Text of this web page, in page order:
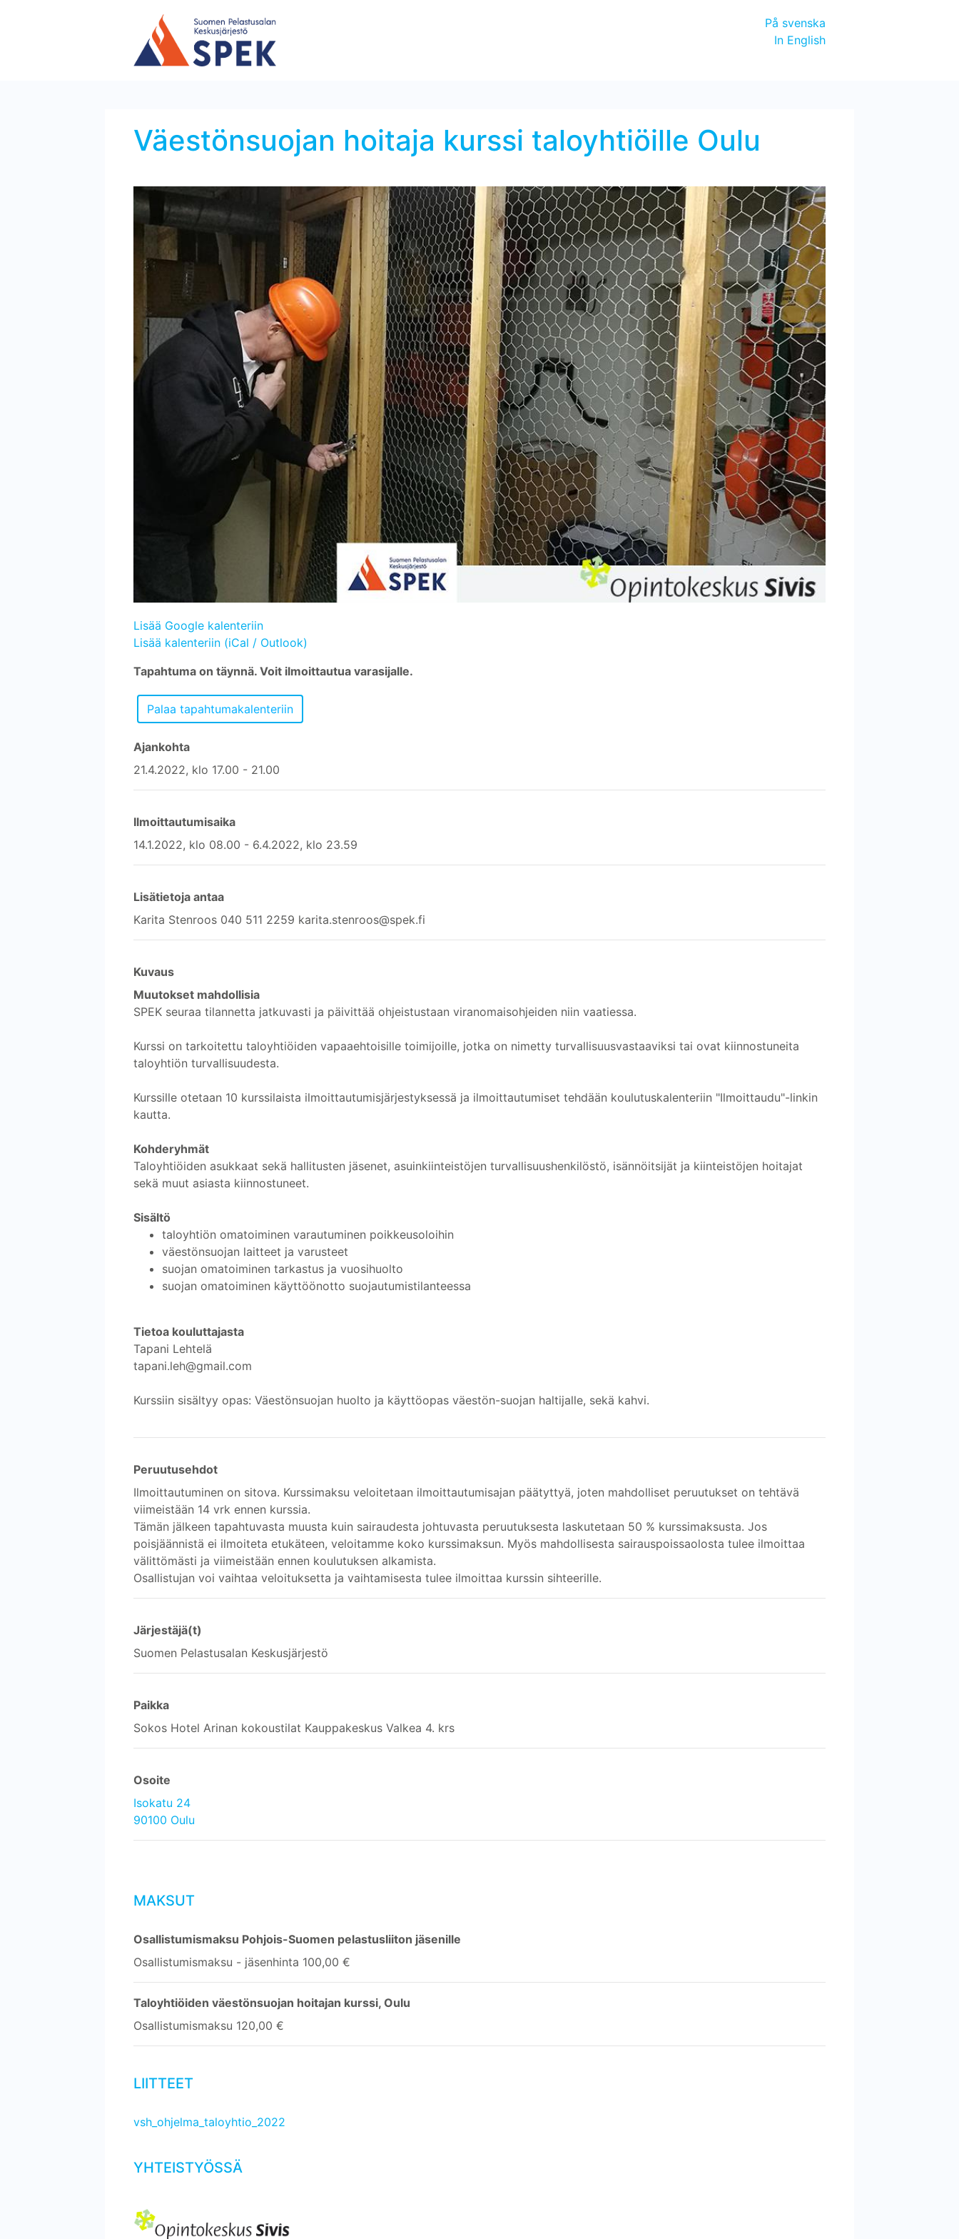
På svenska
In English
Väestönsuojan hoitaja kurssi taloyhtiöille Oulu
Lisää Google kalenteriin
Lisää kalenteriin (iCal / Outlook)
Tapahtuma on täynnä. Voit ilmoittautua varasijalle.
Ajankohta
21.4.2022, klo 17.00 - 21.00
Ilmoittautumisaika
14.1.2022, klo 08.00 - 6.4.2022, klo 23.59
Lisätietoja antaa
Karita Stenroos 040 511 2259 karita.stenroos@spek.fi
Kuvaus
Muutokset mahdollisia
SPEK seuraa tilannetta jatkuvasti ja päivittää ohjeistustaan viranomaisohjeiden niin vaatiessa.
Kurssi on tarkoitettu taloyhtiöiden vapaaehtoisille toimijoille, jotka on nimetty turvallisuusvastaaviksi tai ovat kiinnostuneita
taloyhtiön turvallisuudesta.
Kurssille otetaan 10 kurssilaista ilmoittautumisjärjestyksessä ja ilmoittautumiset tehdään koulutuskalenteriin "Ilmoittaudu"-linkin
kautta.
Kohderyhmät
Taloyhtiöiden asukkaat sekä hallitusten jäsenet, asuinkiinteistöjen turvallisuushenkilöstö, isännöitsijät ja kiinteistöjen hoitajat
sekä muut asiasta kiinnostuneet.
Sisältö
taloyhtiön omatoiminen varautuminen poikkeusoloihin
väestönsuojan laitteet ja varusteet
suojan omatoiminen tarkastus ja vuosihuolto
suojan omatoiminen käyttöönotto suojautumistilanteessa
Tietoa kouluttajasta
Tapani Lehtelä
tapani.leh@gmail.com
Kurssiin sisältyy opas: Väestönsuojan huolto ja käyttöopas väestön-suojan haltijalle, sekä kahvi.
Peruutusehdot
Ilmoittautuminen on sitova. Kurssimaksu veloitetaan ilmoittautumisajan päätyttyä, joten mahdolliset peruutukset on tehtävä
viimeistään 14 vrk ennen kurssia.
Tämän jälkeen tapahtuvasta muusta kuin sairaudesta johtuvasta peruutuksesta laskutetaan 50 % kurssimaksusta. Jos
poisjäännistä ei ilmoiteta etukäteen, veloitamme koko kurssimaksun. Myös mahdollisesta sairauspoissaolosta tulee ilmoittaa
välittömästi ja viimeistään ennen koulutuksen alkamista.
Osallistujan voi vaihtaa veloituksetta ja vaihtamisesta tulee ilmoittaa kurssin sihteerille.
Järjestäjä(t)
Suomen Pelastusalan Keskusjärjestö
Paikka
Sokos Hotel Arinan kokoustilat Kauppakeskus Valkea 4. krs
Osoite
Isokatu 24
90100 Oulu
MAKSUT
Osallistumismaksu Pohjois-Suomen pelastusliiton jäsenille
Osallistumismaksu - jäsenhinta 100,00 €
Taloyhtiöiden väestönsuojan hoitajan kurssi, Oulu
Osallistumismaksu 120,00 €
LIITTEET
vsh_ohjelma_taloyhtio_2022
YHTEISTYÖSSÄ